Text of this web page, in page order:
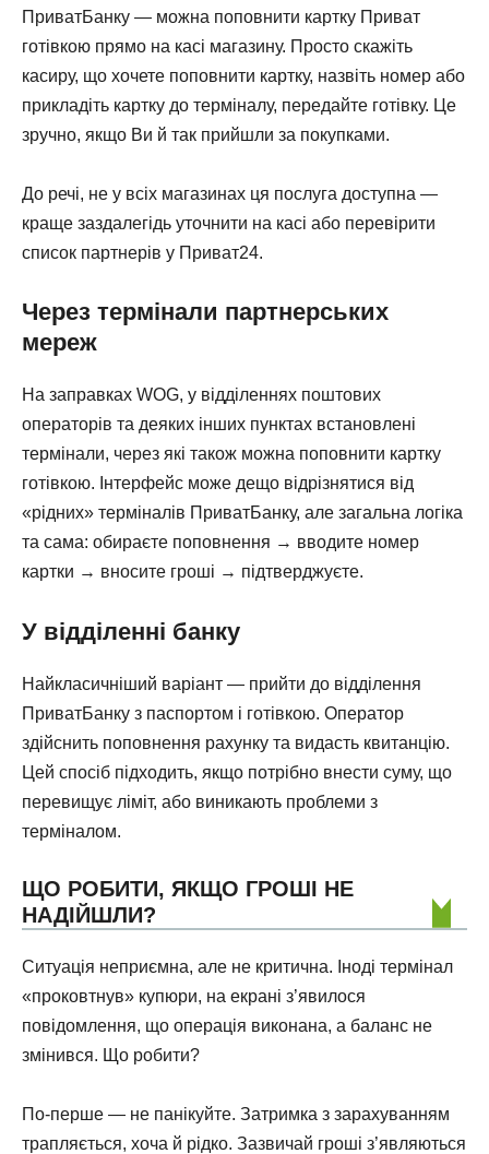
ПриватБанку — можна поповнити картку Приват
готівкою прямо на касі магазину. Просто скажіть
касиру, що хочете поповнити картку, назвіть номер або
прикладіть картку до терміналу, передайте готівку. Це
зручно, якщо Ви й так прийшли за покупками.
До речі, не у всіх магазинах ця послуга доступна —
краще заздалегідь уточнити на касі або перевірити
список партнерів у Приват24.
Через термінали партнерських
мереж
На заправках WOG, у відділеннях поштових
операторів та деяких інших пунктах встановлені
термінали, через які також можна поповнити картку
готівкою. Інтерфейс може дещо відрізнятися від
«рідних» терміналів ПриватБанку, але загальна логіка
та сама: обираєте поповнення → вводите номер
картки → вносите гроші → підтверджуєте.
У відділенні банку
Найкласичніший варіант — прийти до відділення
ПриватБанку з паспортом і готівкою. Оператор
здійснить поповнення рахунку та видасть квитанцію.
Цей спосіб підходить, якщо потрібно внести суму, що
перевищує ліміт, або виникають проблеми з
терміналом.
ЩО РОБИТИ, ЯКЩО ГРОШІ НЕ
НАДІЙШЛИ?
Ситуація неприємна, але не критична. Іноді термінал
«проковтнув» купюри, на екрані з’явилося
повідомлення, що операція виконана, а баланс не
змінився. Що робити?
По-перше — не панікуйте. Затримка з зарахуванням
трапляється, хоча й рідко. Зазвичай гроші з’являються